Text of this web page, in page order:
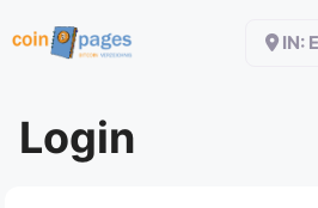
Inhalt
IN:
Login